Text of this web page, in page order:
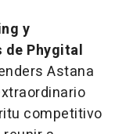
y
de Phygital
Astana
competitivo